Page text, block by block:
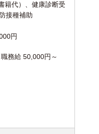
籍代）、健康診断受
接種補助
円
務給 50,000円～